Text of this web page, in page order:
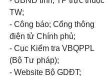
TW;
- Công báo; Cổng thông
điện tử Chính phủ;
- Cục Kiểm tra VBQPPL
(Bộ Tư pháp);
- Website Bộ GDĐT;